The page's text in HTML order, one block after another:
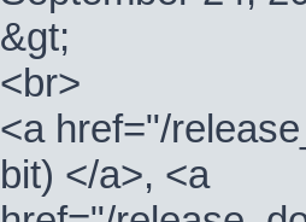
&gt;
<br>
<a href="/
bit) </a>, <a